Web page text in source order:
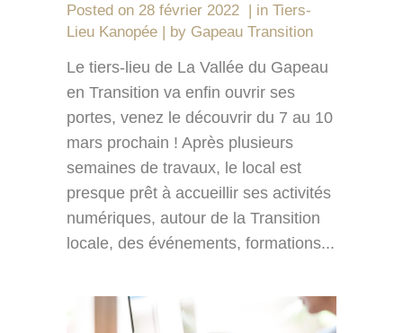
Posted on 28 février 2022 in Tiers-
Lieu Kanopée
by Gapeau Transition
Le tiers-lieu de La Vallée du Gapeau
en Transition va enfin ouvrir ses
portes, venez le découvrir du 7 au 10
mars prochain ! Après plusieurs
semaines de travaux, le local est
presque prêt à accueillir ses activités
numériques, autour de la Transition
locale, des événements, formations...